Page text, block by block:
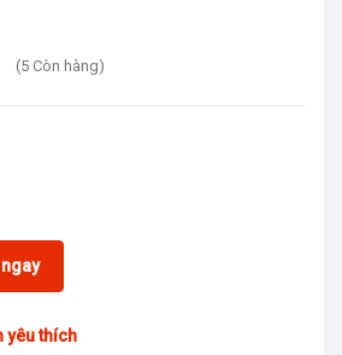
(5 Còn hàng)
ngay
yêu thích